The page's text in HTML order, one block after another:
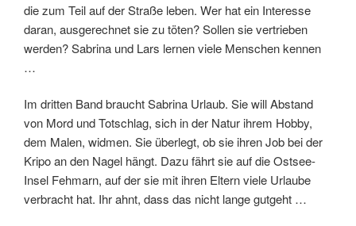
die zum Teil auf der Straße leben. Wer hat ein Interesse
daran, ausgerechnet sie zu töten? Sollen sie vertrieben
werden? Sabrina und Lars lernen viele Menschen kennen
…
Im dritten Band braucht Sabrina Urlaub. Sie will Abstand
von Mord und Totschlag, sich in der Natur ihrem Hobby,
dem Malen, widmen. Sie überlegt, ob sie ihren Job bei der
Kripo an den Nagel hängt. Dazu fährt sie auf die Ostsee-
Insel Fehmarn, auf der sie mit ihren Eltern viele Urlaube
verbracht hat. Ihr ahnt, dass das nicht lange gutgeht …